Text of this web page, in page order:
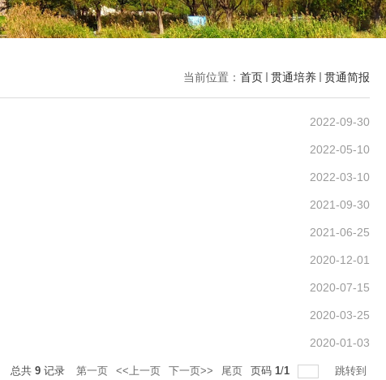
当前位置： 首页 贯通培养 贯通简报
2022-09-30
2022-05-10
2022-03-10
2021-09-30
2021-06-25
2020-12-01
2020-07-15
2020-03-25
2020-01-03
总共 9 记录 第一页 <<上一页 下一页>> 尾页 页码 1/1 跳转到